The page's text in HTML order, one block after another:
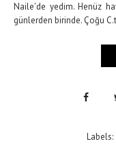
Naile'de yedim. Henüz
günlerden birinde. Çoğu
Labels: